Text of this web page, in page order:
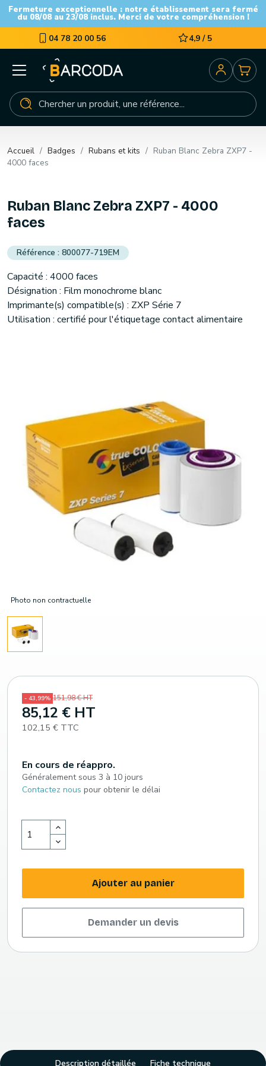
Fermeture exceptionnelle : notre établissement sera fermé
du 08/08 au 23/08 inclus. Merci de votre compréhension !
04 78 20 00 56 4,9 / 5
Accueil Badges Rubans et kits
Ruban Blanc Zebra ZXP7 -
4000 faces
Photo non contractuelle
Ruban Blanc Zebra ZXP7 - 4000
faces
800077-719EM
Capacité : 4000 faces
Désignation : Film monochrome blanc
Imprimante(s) compatible(s) : ZXP Série 7
Utilisation : certifié pour l'étiquetage contact alimentaire
- 43,99% 151,98 € HT
85,12 € HT
102,15 € TTC
En cours de réappro.
Généralement sous 3 à 10 jours
Contactez nous pour obtenir le délai
Ajouter au panier
Demander un devis
Description détaillée Fiche technique